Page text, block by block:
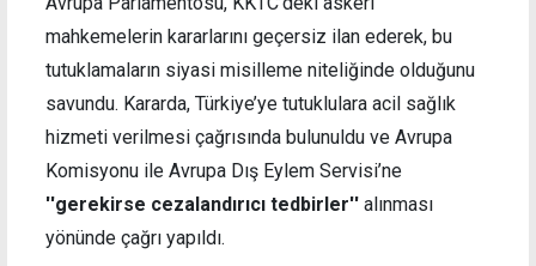
mahkemelerin kararlarını geçersiz ilan ederek, bu
tutuklamaların siyasi misilleme niteliğinde olduğunu
savundu. Kararda, Türkiye’ye tutuklulara acil sağlık
hizmeti verilmesi çağrısında bulunuldu ve Avrupa
Komisyonu ile Avrupa Dış Eylem Servisi’ne
''gerekirse cezalandırıcı tedbirler'' alınması
yönünde çağrı yapıldı.